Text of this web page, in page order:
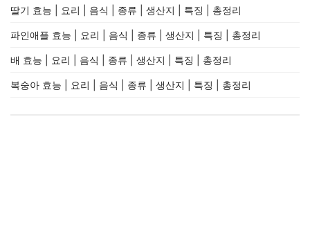
딸기 효능 | 요리 | 음식 | 종류 | 생산지 | 특징 | 총정리
파인애플 효능 | 요리 | 음식 | 종류 | 생산지 | 특징 | 총정리
배 효능 | 요리 | 음식 | 종류 | 생산지 | 특징 | 총정리
복숭아 효능 | 요리 | 음식 | 종류 | 생산지 | 특징 | 총정리